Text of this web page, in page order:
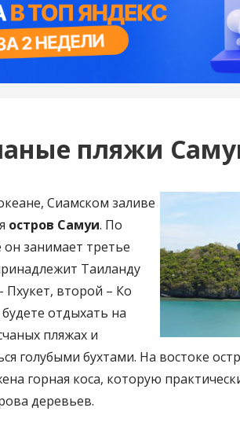
пляжи
Сиамском заливе
остров Самуи. По
он занимает третье
Таиланду
Пхукет, второй – Ко
отдыхать на
пляжах и
голубыми бухтами. На востоке
горная коса, которую
деревьев.